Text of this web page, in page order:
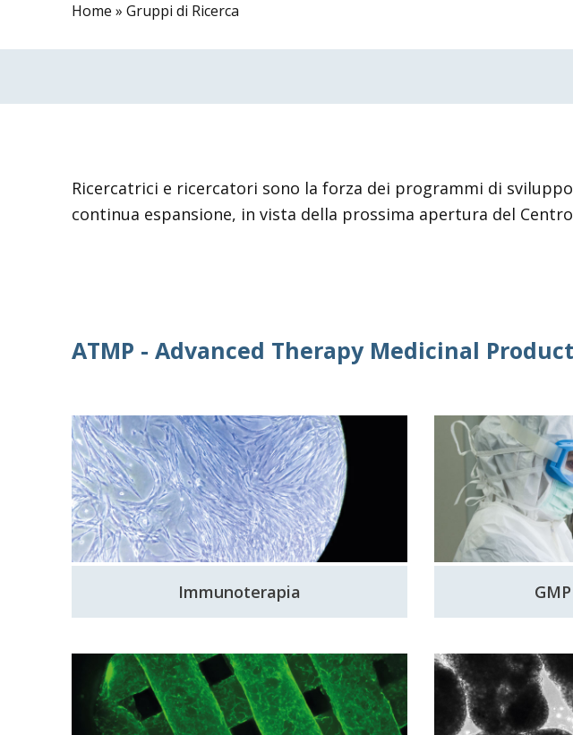
Home » Gruppi di Ricerca
Ricercatrici e ricercatori sono la forza dei programmi di
continua espansione, in vista della prossima apertura del
ATMP - Advanced Therapy Medicinal
Immunoterapia